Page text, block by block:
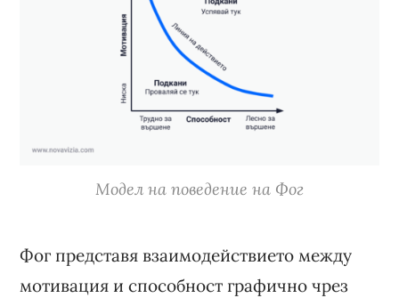
Модел на поведение на Фог
Фог представя взаимодействието между
мотивация и способност графично чрез